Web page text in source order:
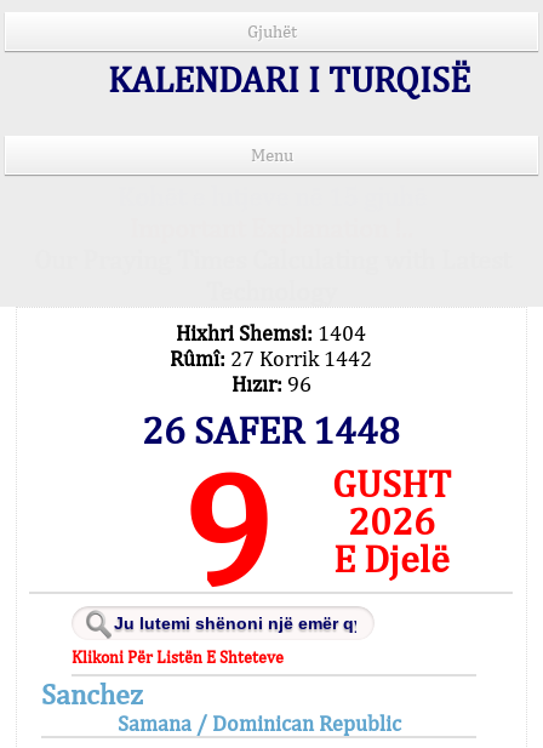
Gjuhët
KALENDARI I TURQISË
Menu
Hixhri Shemsi: 1404
Rûmî: 27 Korrik 1442
Hızır: 96
26 SAFER 1448
9
GUSHT
2026
E Djelë
Klikoni Për Listën E Shteteve
Sanchez
Samana / Dominican Republic